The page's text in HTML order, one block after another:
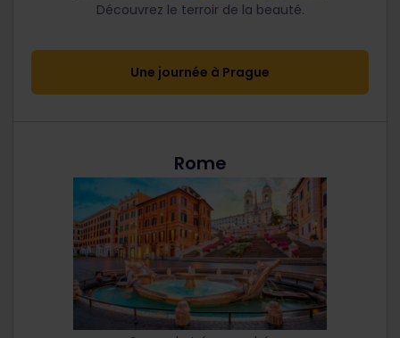
Découvrez le terroir de la beauté.
Une journée à Prague
Rome